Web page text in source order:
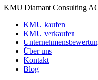
KMU Diamant Consulting
KMU kaufen
KMU verkaufen
Über uns
Kontakt
Blog